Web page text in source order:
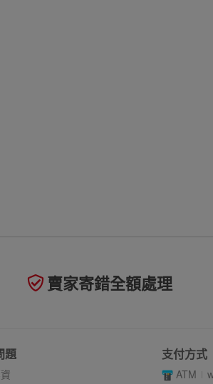
賣家寄錯全額處理
題 支付方式
ATM